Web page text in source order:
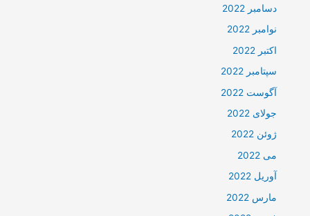
دسامبر 2022
نوامبر 2022
اکتبر 2022
سپتامبر 2022
آگوست 2022
جولای 2022
ژوئن 2022
می 2022
آوریل 2022
مارس 2022